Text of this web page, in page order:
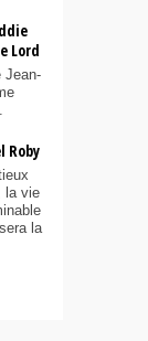
Lord
Jean-
Roby
la vie
la